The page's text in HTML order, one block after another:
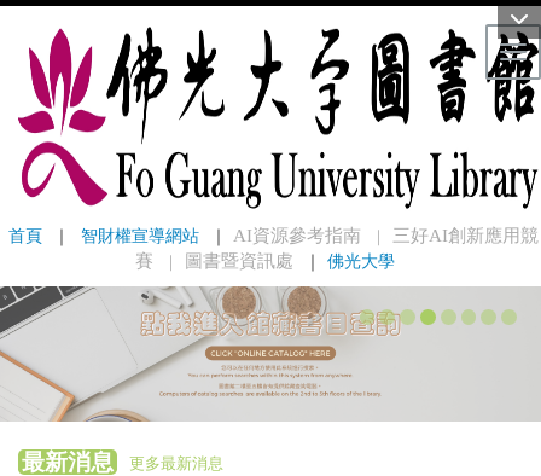
首頁 ｜ 智財權宣導網站 ｜ AI資源參考指南
三好AI創新應用競
賽
圖書暨資訊處 ｜ 佛光大學
最新消息 更多最新消息